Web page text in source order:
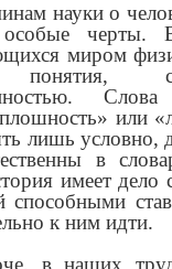
науки о
особые черты.
миром
понятия,
или
лишь условно,
в
имеет дело
способными
к ним идти.